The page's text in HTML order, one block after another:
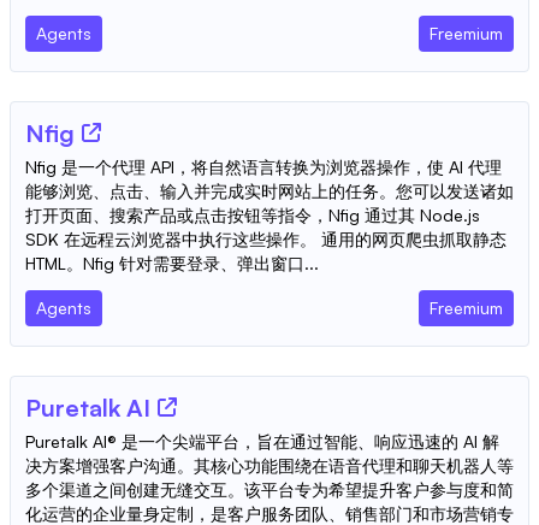
Agents Freemium
Nfig
Nfig 是一个代理 API，将自然语言转换为浏览器操作，使 AI 代理
能够浏览、点击、输入并完成实时网站上的任务。您可以发送诸如
打开页面、搜索产品或点击按钮等指令，Nfig 通过其 Node.js
SDK 在远程云浏览器中执行这些操作。 通用的网页爬虫抓取静态
HTML。Nfig 针对需要登录、弹出窗口...
Agents Freemium
Puretalk AI
Puretalk AI® 是一个尖端平台，旨在通过智能、响应迅速的 AI 解
决方案增强客户沟通。其核心功能围绕在语音代理和聊天机器人等
多个渠道之间创建无缝交互。该平台专为希望提升客户参与度和简
化运营的企业量身定制，是客户服务团队、销售部门和市场营销专